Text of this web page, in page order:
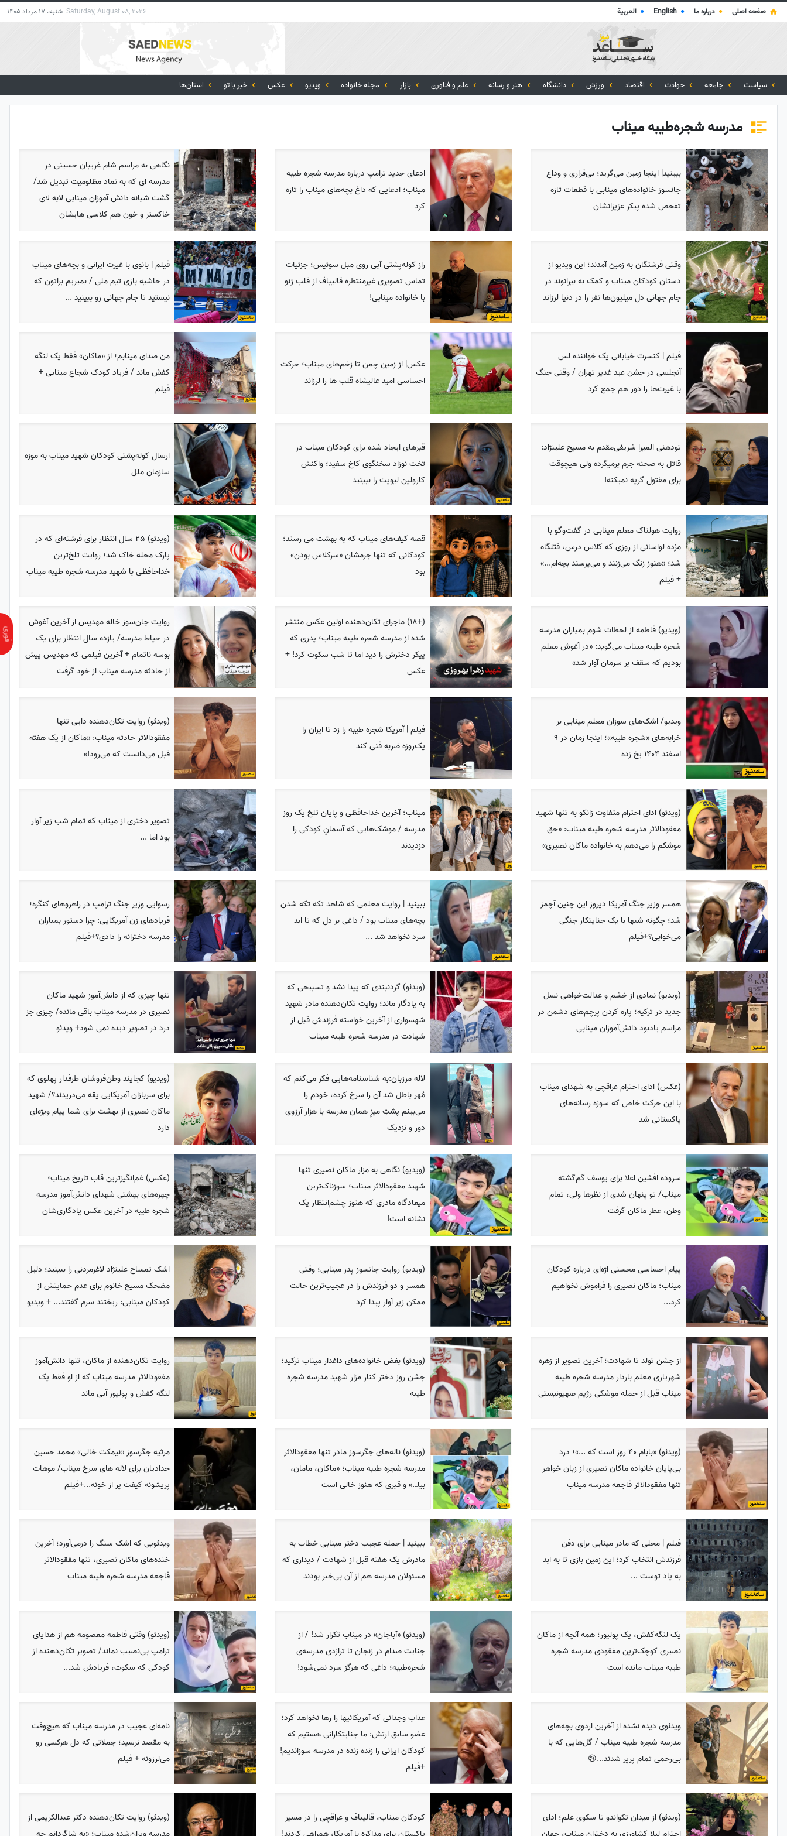
صفحه اصلی ● درباره ما ●
English
● العربية Saturday, August 08, 2026 شنبه، 17 مرداد 1405
سیاست جامعه حوادث اقتصاد ورزش دانشگاه هنر و رسانه علم و فناوری بازار مجله خانواده ویدیو عکس خبر با تو استان‌ها
مدرسه شجره‌طیبه میناب
ببینید| اینجا زمین می‌گرید؛ بی‌قراری و وداع
جانسوز خانواده‌های مینابی با قطعات تازه
تفحص شده پیکر عزیزانشان
ادعای جدید ترامپ درباره مدرسه شجره طیبه
میناب؛ ادعایی که داغ بچه‌های میناب را تازه
کرد
نگاهی به مراسم شام غریبان حسینی در
مدرسه ای که به نماد مظلومیت تبدیل شد/
گشت شبانه دانش آموزان مینابی لابه لای
خاکستر و خون هم کلاسی هایشان
وقتی فرشتگان به زمین آمدند؛ این ویدیو از
دستان کودکان میناب و کمک به بیرانوند در
جام جهانی دل میلیون‌ها نفر را در دنیا لرزاند
راز کوله‌پشتی آبی روی مبل سوئیس؛ جزئیات
تماس تصویری غیرمنتظره قالیباف از قلب ژنو
با خانواده مینابی!
فیلم | بانوی با غیرت ایرانی و بچه‌های میناب
در حاشیه بازی تیم ملی / بمیریم براتون که
نیستید تا جام جهانی رو ببینید ...
فیلم | کنسرت خیابانی یک خواننده لس
آنجلسی در جشن عید غدیر تهران / وقتی جنگ
با غیرت‌ها را دور هم جمع کرد
عکس| از زمین چمن تا زخم‌های میناب؛ حرکت
احساسی امید عالیشاه قلب ها را لرزاند
من صدای مینابم؛ از «ماکان» فقط یک لنگه
کفش ماند / فریاد کودک شجاع مینابی +
فیلم
تودهنی المیرا شریفی‌مقدم به مسیح علینژاد:
قاتل به صحنه جرم برمیگرده ولی هیچوقت
برای مقتول گریه نمیکنه!
قبرهای ایجاد شده برای کودکان میناب در
تخت نوزاد سخنگوی کاخ سفید؛ واکنش
کارولین لیویت را ببینید
ارسال کوله‌پشتی کودکان شهید میناب به موزه
سازمان ملل
روایت هولناک معلم مینابی در گفت‌وگو با
مژده لواسانی از روزی که کلاس درس، قتلگاه
شد؛ «هنوز زنگ می‌زنند و می‌پرسند بچه‌ام...»
+ فیلم
قصه کیف‌های میناب که به بهشت می رسند؛
کودکانی که تنها جرمشان «سرکلاس بودن»
بود
(ویدئو) 25 سال انتظار برای فرشته‌ای که در
پارک محله خاک شد؛ روایت تلخ‌ترین
خداحافظی با شهید مدرسه شجره طیبه میناب
(ویدیو) فاطمه از لحظات شوم بمباران مدرسه
شجره طیبه میناب می‌گوید: «در آغوش معلم
بودیم که سقف بر سرمان آوار شد»
(+18) ماجرای تکان‌دهنده اولین عکس منتشر
شده از مدرسه شجره طیبه میناب؛ پدری که
پیکر دخترش را دید اما تا شب سکوت کرد! +
عکس
روایت جان‌سوز خاله مهدیس از آخرین آغوش
در حیاط مدرسه/ یازده سال انتظار برای یک
بوسه ناتمام + آخرین فیلمی که مهدیس پیش
از حادثه مدرسه میناب از خود گرفت
ویدیو/ اشک‌های سوزان معلم مینابی بر
خرابه‌های «شجره طیبه»؛ اینجا زمان در 9
اسفند 1404 یخ زده
فیلم | آمریکا شجره طیبه را زد تا ایران را
یک‌روزه ضربه فنی کند
(ویدئو) روایت تکان‌دهنده دایی تنها
مفقودالاثر حادثه میناب: «ماکان از یک هفته
قبل می‌دانست که می‌رود!»
(ویدئو) ادای احترام متفاوت زانکو به تنها شهید
مفقودالاثر مدرسه شجره طیبه میناب: «حق
موشکم را می‌دهم به خانواده ماکان نصیری»
میناب؛ آخرین خداحافظی و پایان تلخ یک روز
مدرسه / موشک‌هایی که آسمانِ کودکی را
دزدیدند
تصویر دختری از میناب که تمام شب زیر آوار
بود اما ...
همسر وزیر جنگ آمریکا دیروز این چنین آچمز
شد؛ چگونه شبها با یک جنایتکار جنگی
می‌خوابی؟+فیلم
ببینید | روایت معلمی که شاهد تکه تکه شدن
بچه‌های میناب بود / داغی بر دل که تا ابد
سرد نخواهد شد ...
رسوایی وزیر جنگ ترامپ در راهروهای کنگره؛
فریادهای زن آمریکایی: چرا دستور بمباران
مدرسه دخترانه را دادی؟+فیلم
(ویدیو) نمادی از خشم و عدالت‌خواهی نسل
جدید در ترکیه؛ پاره کردن پرچم‌های دشمن در
مراسم یادبود دانش‌آموزان مینابی
(ویدئو) گردنبندی که پیدا نشد و تسبیحی که
به یادگار ماند؛ روایت تکان‌دهنده مادر شهید
شهسواری از آخرین خواسته فرزندش قبل از
شهادت در مدرسه شجره طیبه میناب
تنها چیزی که از دانش‌آموز شهید ماکان
نصیری در مدرسه میناب باقی مانده/ چیزی جز
درد در تصویر دیده نمی شود+ ویدئو
(عکس) ادای احترام عراقچی به شهدای میناب
با این حرکت خاص که سوژه رسانه‌های
پاکستانی شد
لاله مرزبان:به شناسنامه‌هایی فکر می‌کنم که
مُهر باطل شد آن را سرخ کرده، خودم را
می‌بینم پشتِ میزِ همان مدرسه با هزار آرزوی
دور و نزدیک
(ویدیو) کجایند وطن‌فروشان طرفدار پهلوی که
برای سربازان آمریکایی یقه می‌دریدند؟/ شهید
ماکان نصیری از بهشت برای شما پیام ویژه‌ای
دارد
سروده افشین اعلا برای یوسف گم‌گشته‌
میناب/ تو پنهان شدی از نظرها ولی، تمام
وطن، عطر ماکان گرفت
(ویدیو) نگاهی به مزار ماکان نصیری تنها
شهید مفقودالاثر میناب؛ سوزناک‌ترین
میعادگاه مادری که هنوز چشم‌انتظار یک
نشانه است!
(عکس) غم‌انگیزترین قاب تاریخ میناب؛
چهره‌های بهشتی شهدای دانش‌آموز مدرسه
شجره طیبه در آخرین عکس یادگاری‌شان
پیام احساسی محسنی اژه‌ای درباره کودکان
میناب؛ ماکان نصیری را فراموش نخواهیم
کرد...
(ویدیو) روایت جانسوز پدر مینابی؛ وقتی
همسر و دو فرزندش را در عجیب‌ترین حالت
ممکن زیر آوار پیدا کرد
اشک تمساح علینژاد لاغرمردنی را ببینید؛ دلیل
مضحک مسیح خانوم برای عدم حمایتش از
کودکان مینابی: ریختند سرم گفتند... + ویدیو
از جشن تولد تا شهادت؛ آخرین تصویر از زهره
شهریاری معلم باردار مدرسه شجره طیبه
میناب قبل از حمله موشکی رژیم صهیونیستی
(ویدئو) بغض خانواده‌های داغدار میناب ترکید؛
جشن روز دختر کنار مزار شهید مدرسه شجره
طیبه
روایت تکان‌دهنده از ماکان، تنها دانش‌آموز
مفقودالاثر مدرسه میناب که از او فقط یک
لنگه کفش و پولیور آبی ماند
(ویدئو) «بابام 40 روز است که ...»؛ درد
بی‌پایان خانواده ماکان نصیری از زبان خواهر
تنها مفقودالاثر فاجعه مدرسه میناب
(ویدئو) ناله‌های جگرسوز مادر تنها مفقودالاثر
مدرسه شجره طیبه میناب؛ «ماکان، مامان،
بیا…» و قبری که هنوز خالی است
مرثیه جگرسوز «نیمکت خالی» محمد حسین
حدادیان برای لاله های سرخ میناب/ موهات
پریشونه کیفت پر از خونه...+فیلم
فیلم | محلی که مادر مینابی برای دفن
فرزندش انتخاب کرد؛ این زمین بازی تا به ابد
به یاد توست ...
ببینید | جمله عجیب دختر مینابی خطاب به
مادرش یک هفته قبل از شهادت / دیداری که
مسئولان مدرسه هم از آن بی‌خبر بودند
ویدئویی که اشک سنگ را درمی‌آورد؛ آخرین
خنده‌های ماکان نصیری، تنها مفقودالاثر
فاجعه مدرسه شجره طیبه میناب
یک لنگه‌کفش، یک پولیور؛ همه آنچه از ماکان
نصیری کوچک‌ترین مفقودی مدرسه شجره
طیبه میناب مانده است
(ویدئو) «آباجان» در میناب تکرار شد! / از
جنایت صدام در زنجان تا تراژدی مدرسه‌ی
شجره‌طیبه؛ داغی که هرگز سرد نمی‌شود!
(ویدئو) وقتی فاطمه معصومه هم از هدایای
ترامپ بی‌نصیب نماند/ تصویر تکان‌دهنده از
کودکی که سکوت، فریادش شد...
ویدئوی دیده نشده از آخرین اردوی بچه‌های
مدرسه شجره طیبه میناب / گل‌هایی که با
بی‌رحمی تمام پرپر شدند...😢
عذاب وجدانی که آمریکائیها را رها نخواهد کرد؛
عضو سابق ارتش: ما جنایتکارانی هستیم که
کودکان ایرانی را زنده زنده در مدرسه سوزاندیم!
+فیلم
نامه‌ای عجیب در مدرسه میناب که هیچ‌وقت
به مقصد نرسید؛ جملاتی که دل هرکسی رو
می‌لرزونه + فیلم
(ویدئو) از میدان تکواندو تا سکوی علم؛ ادای
کودکان میناب، قالیباف و عراقچی را در مسیر
(ویدئو) روایت تکان‌دهنده دکتر عبدالکریمی از